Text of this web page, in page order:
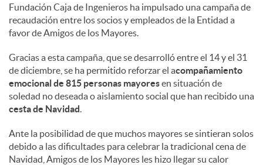
Fundación Caja de Ingenieros ha impulsado una campaña de
recaudación entre los socios y empleados de la Entidad a
favor de Amigos de los Mayores.
Gracias a esta campaña, que se desarrolló entre el 14 y el 31
de diciembre, se ha permitido reforzar el acompañamiento
emocional de 815 personas mayoresen situación de
soledad no deseada o aislamiento social que han recibido una
cesta de Navidad.
Ante la posibilidad de que muchos mayores se sintieran solos
debido a las dificultades para celebrar la tradicional cena de
Navidad, Amigos de los Mayores les hizo llegar su calor